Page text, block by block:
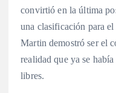
convirtió en la última
una clasificación para
Martin demostró ser el
realidad que ya se
libres.